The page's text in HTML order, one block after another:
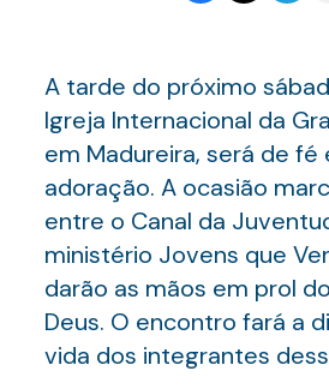
A tarde do próximo
Igreja Internacional da
em Madureira, será de fé
adoração. A ocasião
entre o Canal da
ministério Jovens que
darão as mãos em prol
Deus. O encontro fará a
vida dos integrantes